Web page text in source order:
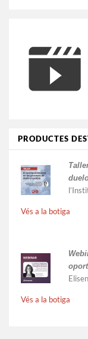
PRODUCTES
Vés a la botiga
Vés a la botiga